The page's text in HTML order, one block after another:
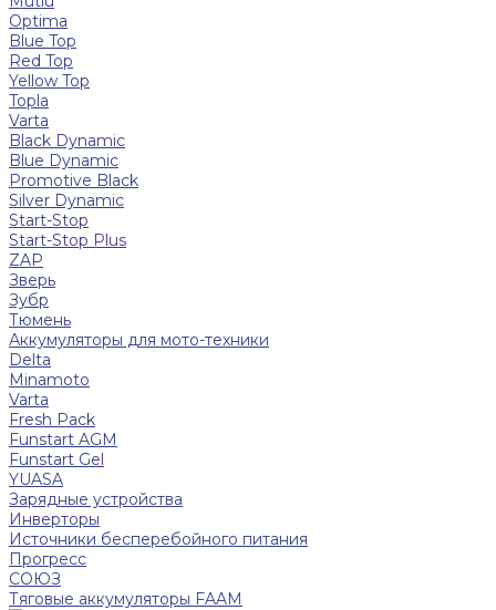
Optima
Blue Top
Red Top
Yellow Top
Topla
Varta
Black Dynamic
Blue Dynamic
Promotive Black
Silver Dynamic
Start-Stop
Start-Stop Plus
ZAP
Зверь
Зубр
Тюмень
Аккумуляторы для мото-техники
Delta
Minamoto
Varta
Fresh Pack
Funstart AGM
Funstart Gel
YUASA
Зарядные устройства
Инверторы
Источники бесперебойного питания
Прогресс
СОЮЗ
Тяговые аккумуляторы FAAM